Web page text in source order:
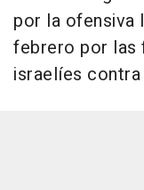
por la ofensiva
febrero por las
israelíes